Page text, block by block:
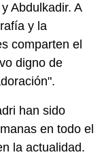
Abdulkadir. A
y la
comparten el
digno de
han sido
en todo el
la actualidad.